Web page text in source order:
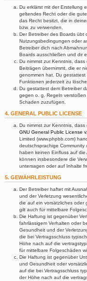
Du erklärst mit der Erstellung
geltendes Recht oder die
das Recht besitzt, die in
bzw. zu verwenden.
Der Betreiber des Boards übt
Nutzungsbedingungen oder
Betreiber dich nach
Boards ausschließen und dir
Du nimmst zur Kenntnis,
Beiträgen übernimmt, die er
genommen hat. Du
Funktionen jederzeit zu
Du gestattest dem Betreiber
gegen o. g. Regeln
Schaden zuzufügen.
4. GENERAL PUBLIC LICENSE
Du nimmst zur Kenntnis, dass
GNU General Public License
Limited (www.phpbb.com)
deutschsprachige Community
haben keinen Einfluss auf die
können insbesondere die
untersagen oder auf Inhalte
5. GEWÄHRLEISTUNG
Der Betreiber haftet mit
und der Verletzung
die auf ein vorsätzliches oder
gilt auch für mittelbare
Die Haftung ist gegenüber
fahrlässigem Verhalten oder
Gesundheit und der
die bei Vertragsschluss
Höhe nach auf die
für mittelbare Folgeschäden
Die Haftung ist gegenüber
und Gesundheit oder
auf die bei Vertragsschluss
der Höhe nach auf die